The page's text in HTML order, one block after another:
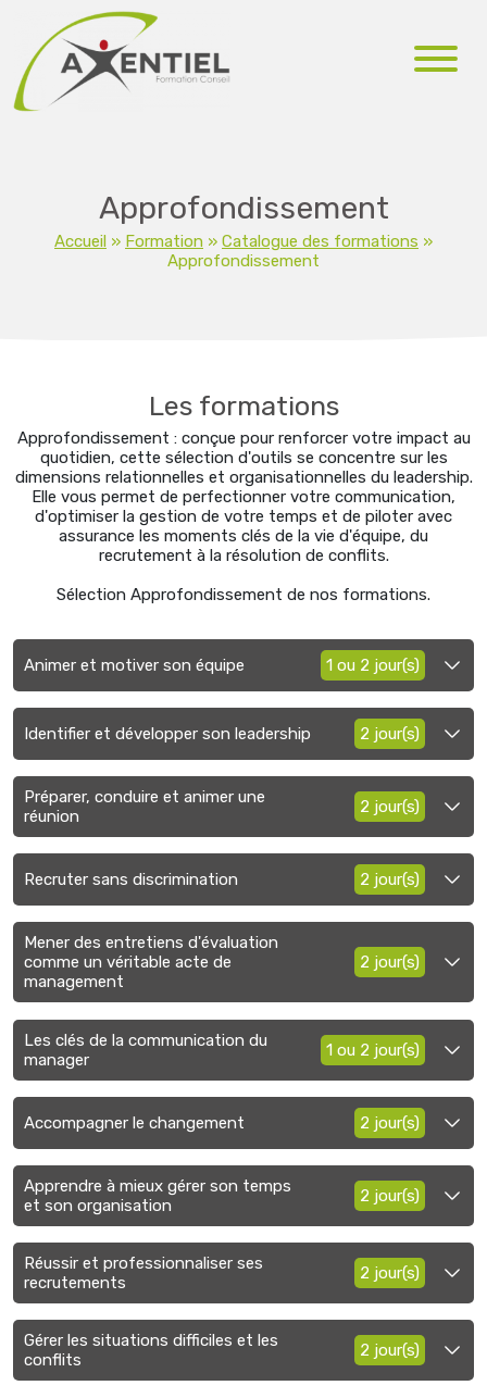
Approfondissement
Accueil » Formation » Catalogue des formations »
Approfondissement
Les formations
Approfondissement : conçue pour renforcer votre impact au
quotidien, cette sélection d'outils se concentre sur les
dimensions relationnelles et organisationnelles du leadership.
Elle vous permet de perfectionner votre communication,
d'optimiser la gestion de votre temps et de piloter avec
assurance les moments clés de la vie d'équipe, du
recrutement à la résolution de conflits.
Sélection Approfondissement de nos formations.
Animer et motiver son équipe 1 ou 2 jour(s)
Identifier et développer son leadership 2 jour(s)
Préparer, conduire et animer une
réunion
2 jour(s)
Recruter sans discrimination 2 jour(s)
Mener des entretiens d'évaluation
comme un véritable acte de
management
2 jour(s)
Les clés de la communication du
manager
1 ou 2 jour(s)
Accompagner le changement 2 jour(s)
Apprendre à mieux gérer son temps
et son organisation
2 jour(s)
Réussir et professionnaliser ses
recrutements
2 jour(s)
Gérer les situations difficiles et les
conflits
2 jour(s)